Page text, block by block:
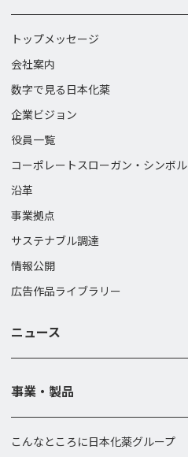
トップメッセージ
会社案内
数字で見る日本化薬
企業ビジョン
役員一覧
コーポレートスローガン・ シンボル
沿革
事業拠点
サステナブル調達
情報公開
広告作品ライブラリー
ニュース
事業・製品
こんなところに日本化薬グループ